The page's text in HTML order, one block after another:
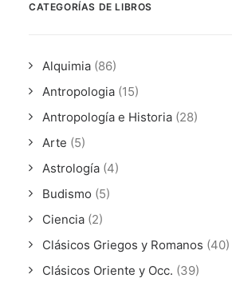
CATEGORÍAS DE LIBROS
Alquimia (86)
Antropologia (15)
Antropología e Historia (28)
Arte (5)
Astrología (4)
Budismo (5)
Ciencia (2)
Clásicos Griegos y Romanos (40)
Clásicos Oriente y Occ. (39)